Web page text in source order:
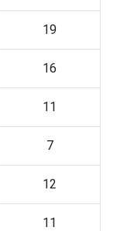
19
16
11
7
12
11